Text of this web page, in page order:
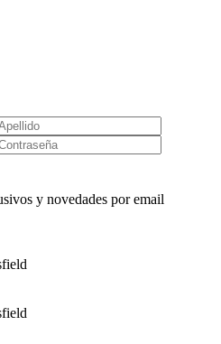
y novedades por email